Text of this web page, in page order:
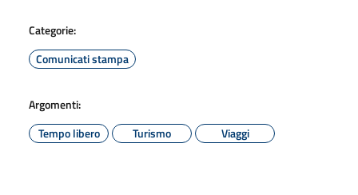
Categorie:
Comunicati stampa
Argomenti:
Tempo libero
Turismo Viaggi